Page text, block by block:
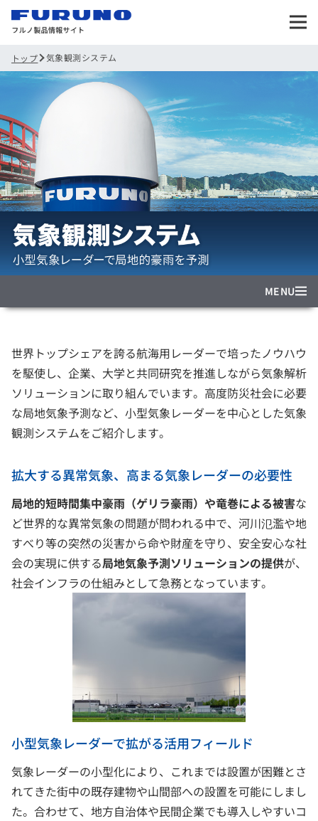
トップ 気象観測システム
MENU
世界トップシェアを誇る航海用レーダーで培ったノウハウ
を駆使し、企業、大学と共同研究を推進しながら気象解析
ソリューションに取り組んでいます。高度防災社会に必要
な局地気象予測など、小型気象レーダーを中心とした気象
観測システムをご紹介します。
拡大する異常気象、高まる気象レーダーの必要性
局地的短時間集中豪雨（ゲリラ豪雨）や竜巻による被害な
ど世界的な異常気象の問題が問われる中で、河川氾濫や地
すべり等の突然の災害から命や財産を守り、安全安心な社
会の実現に供する局地気象予測ソリューションの提供が、
社会インフラの仕組みとして急務となっています。
小型気象レーダーで拡がる活用フィールド
気象レーダーの小型化により、これまでは設置が困難とさ
れてきた街中の既存建物や山間部への設置を可能にしまし
た。合わせて、地方自治体や民間企業でも導入しやすいコ